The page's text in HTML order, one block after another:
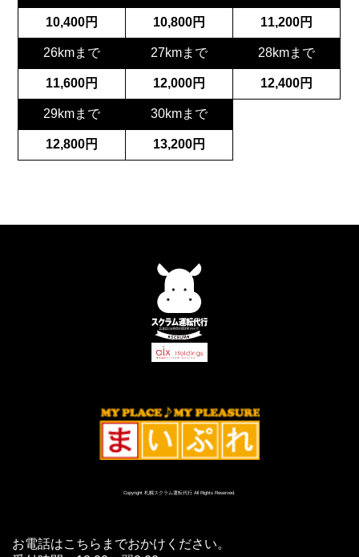
10,400円 10,800円 11,200円
26kmまで 27kmまで 28kmまで
11,600円 12,000円 12,400円
29kmまで 30kmまで
12,800円 13,200円
お電話はこちらまでおかけください。
Copyright 札幌スクラム運転代行 All Rights Reserved.